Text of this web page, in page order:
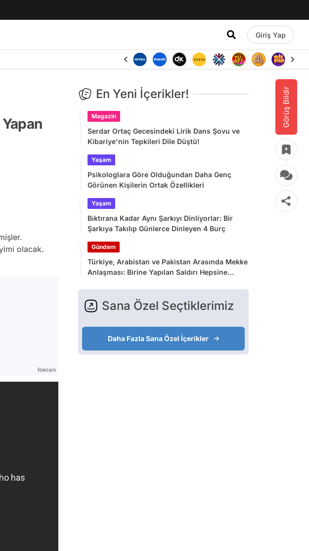
Giriş Yap
Görüş Bildir
olacak.
Reklam
En Yeni İçerikler!
Magazin
Serdar Ortaç Gecesindeki Lirik Dans Şovu ve
Kibariye'nin Tepkileri Dile Düştü!
Yaşam
Psikologlara Göre Olduğundan Daha Genç
Görünen Kişilerin Ortak Özellikleri
Yaşam
Bıktırana Kadar Aynı Şarkıyı Dinliyorlar: Bir
Şarkıya Takılıp Günlerce Dinleyen 4 Burç
Gündem
Türkiye, Arabistan ve Pakistan Arasında Mekke
Anlaşması: Birine Yapılan Saldırı Hepsine
Sana Özel Seçtiklerimiz
Daha Fazla Sana Özel İçerikler